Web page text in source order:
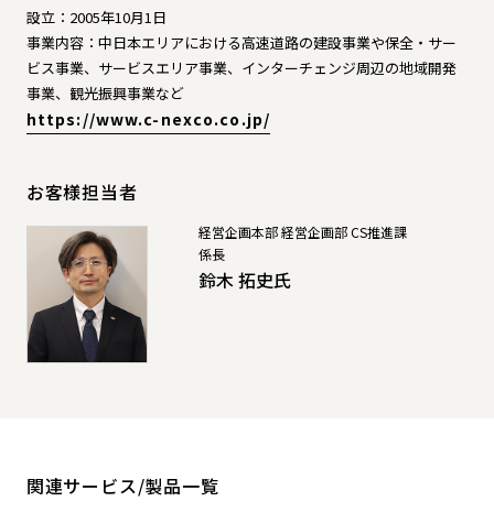
設立：2005年10月1日
事業内容：中日本エリアにおける高速道路の建設事業や保全・サー
ビス事業、サービスエリア事業、インターチェンジ周辺の地域開発
事業、観光振興事業など
https://www.c-nexco.co.jp/
お客様担当者
経営企画本部 経営企画部 CS推進課
係長
鈴木 拓史氏
関連サービス/製品一覧